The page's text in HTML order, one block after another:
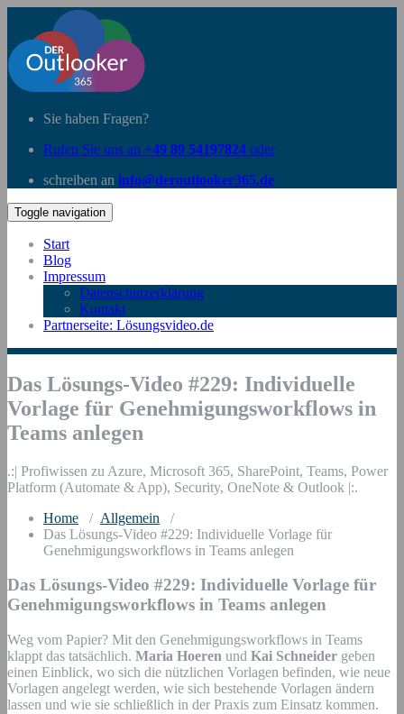
Sie haben Fragen?
Rufen Sie uns an +49 89 54197824 oder
schreiben an info@deroutlooker365.de
Toggle navigation
Start
Blog
Impressum
Datenschutzerklärung
Kontakt
Partnerseite: Lösungsvideo.de
Das Lösungs-Video #229: Individuelle
Vorlage für Genehmigungsworkflows in
Teams anlegen
.:| Profiwissen zu Azure, Microsoft 365, SharePoint, Teams, Power
Platform (Automate & App), Security, OneNote & Outlook |:.
Home / Allgemein /
Das Lösungs-Video #229: Individuelle Vorlage für
Genehmigungsworkflows in Teams anlegen
Das Lösungs-Video #229: Individuelle Vorlage für
Genehmigungsworkflows in Teams anlegen
Weg vom Papier? Mit den Genehmigungsworkflows in Teams
klappt das tatsächlich. Maria Hoeren und Kai Schneider geben
einen Einblick, wo sich die nützlichen Vorlagen befinden, wie neue
Vorlagen angelegt werden, wie sich bestehende Vorlagen ändern
lassen und wie sie schließlich in der Praxis zum Einsatz kommen.